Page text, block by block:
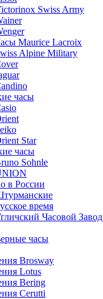
Swiss Army
Maurice Lacroix
Alpine Military
часы
Star
часы
Sohnle
в России
время
Часовой Завод
часы
Brosway
Lotus
Bering
Cerutti